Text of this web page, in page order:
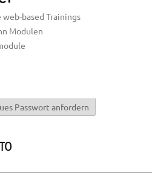
based Trainings
Modulen
Reiter)
Passwort anfordern